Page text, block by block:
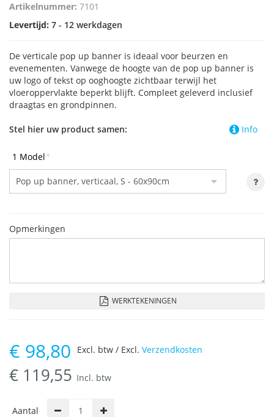
Artikelnummer: 7101
Levertijd: 7 - 12 werkdagen
De verticale pop up banner is ideaal voor beurzen en
evenementen. Vanwege de hoogte van de pop up banner is
uw logo of tekst op ooghoogte zichtbaar terwijl het
vloeroppervlakte beperkt blijft. Compleet geleverd inclusief
draagtas en grondpinnen.
Info
Stel hier uw product samen:
1 Model*
Opmerkingen
WERKTEKENINGEN
€ 98,80
€ 119,55 Incl. btw
Excl. btw / Excl. Verzendkosten
Aantal